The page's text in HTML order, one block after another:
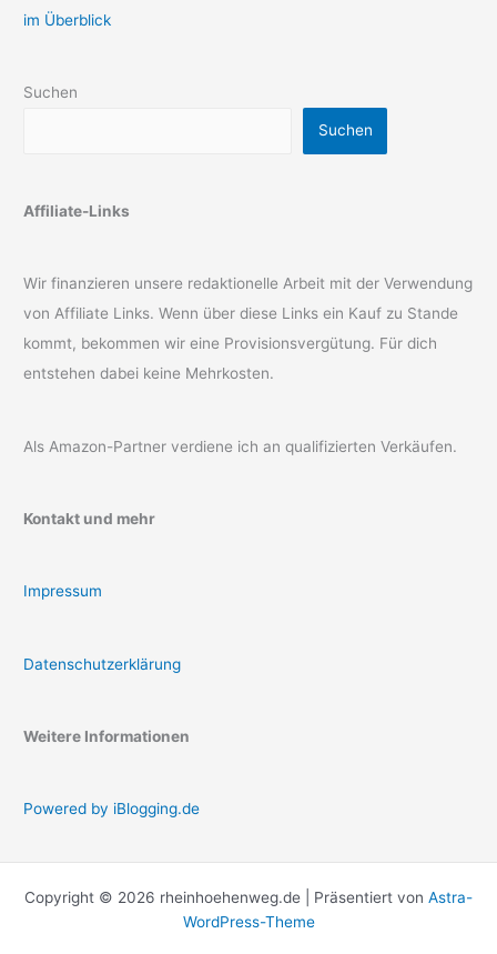
im Überblick
Suchen
Suchen
Affiliate-Links
Wir finanzieren unsere redaktionelle Arbeit mit der Verwendung
von Affiliate Links. Wenn über diese Links ein Kauf zu Stande
kommt, bekommen wir eine Provisionsvergütung. Für dich
entstehen dabei keine Mehrkosten.
Als Amazon-Partner verdiene ich an qualifizierten Verkäufen.
Kontakt und mehr
Impressum
Datenschutzerklärung
Weitere Informationen
Powered by iBlogging.de
Copyright © 2026 rheinhoehenweg.de | Präsentiert von Astra-
WordPress-Theme